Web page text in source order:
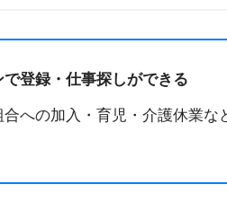
登録・仕事探しができる
合への加入・育児・介護休業な